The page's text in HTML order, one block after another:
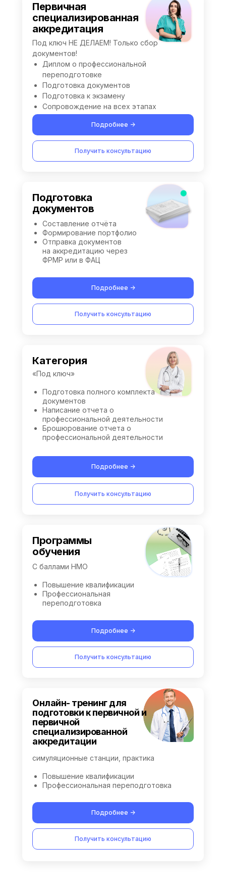
Категория
Подробнее ->
Получить консультацию
«Под ключ»
Подготовка полного комплекта
документов
Написание отчета о
профессиональной деятельности
Брошюрование отчета о
профессиональной деятельности
Подготовка
документов
Подробнее ->
Получить консультацию
Составление отчёта
Формирование портфолио
Отправка документов
на аккредитацию через
ФРМР или в ФАЦ
Подробнее ->
Онлайн- тренинг для
подготовки к первичной и
первичной
специализированной
аккредитации
Получить консультацию
симуляционные станции, практика
Повышение квалификации
Профессиональная переподготовка
Программы
обучения
Подробнее ->
Получить консультацию
С баллами НМО
Повышение квалификации
Профессиональная
переподготовка
Первичная
специализированная
аккредитация
Под ключ НЕ ДЕЛАЕМ! Только сбор
документов!
Диплом о профессиональной
переподготовке
Подготовка документов
Подготовка к экзамену
Сопровождение на всех этапах
Подробнее ->
Получить консультацию